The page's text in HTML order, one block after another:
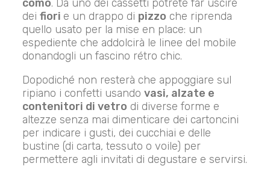
comò. Da uno dei cassetti potrete far uscire
deifiori e un drappo di pizzo che riprenda
quello usato per la mise en place: un
espediente che addolcirà le linee del mobile
donandogli un fascino rétro chic.
Dopodiché non resterà che appoggiare sul
ripiano i confetti usandovasi, alzate e
contenitori di vetro di diverse forme e
altezze senza mai dimenticare dei cartoncini
per indicare i gusti, dei cucchiai e delle
bustine (di carta, tessuto o voile) per
permettere agli invitati di degustare e servirsi.